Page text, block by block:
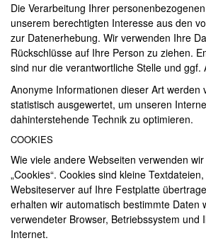
Die Verarbeitung Ihrer
unserem berechtigten Interesse aus den
zur Datenerhebung. Wir verwenden Ihre
Rückschlüsse auf Ihre Person zu ziehen.
sind nur die verantwortliche Stelle und ggf.
Anonyme Informationen dieser Art werden
statistisch ausgewertet, um unseren
dahinterstehende Technik zu optimieren.
COOKIES
Wie viele andere Webseiten verwenden
„Cookies“. Cookies sind kleine
Websiteserver auf Ihre Festplatte
erhalten wir automatisch bestimmte Daten
verwendeter Browser, Betriebssystem und
Internet.